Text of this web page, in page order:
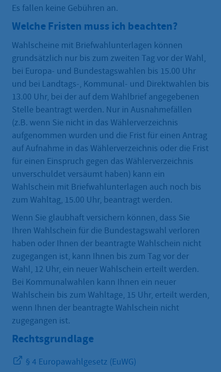
Es fallen keine Gebühren an.
Welche Fristen muss ich beachten?
Wahlscheine mit Briefwahlunterlagen können
grundsätzlich nur bis zum zweiten Tag vor der Wahl,
bei Europa- und Bundestagswahlen bis 15.00 Uhr
und bei Landtags-, Kommunal- und Direktwahlen bis
13.00 Uhr, bei der auf dem Wahlbrief angegebenen
Stelle beantragt werden. Nur in Ausnahmefällen
(z.B. wenn Sie nicht in das Wählerverzeichnis
aufgenommen wurden und die Frist für einen Antrag
auf Aufnahme in das Wählerverzeichnis oder die Frist
für einen Einspruch gegen das Wählerverzeichnis
unverschuldet versäumt haben) kann ein
Wahlschein mit Briefwahlunterlagen auch noch bis
zum Wahltag, 15.00 Uhr, beantragt werden.
Wenn Sie glaubhaft versichern können, dass Sie
Ihren Wahlschein für die Bundestagswahl verloren
haben oder Ihnen der beantragte Wahlschein nicht
zugegangen ist, kann Ihnen bis zum Tag vor der
Wahl, 12 Uhr, ein neuer Wahlschein erteilt werden.
Bei Kommunalwahlen kann Ihnen ein neuer
Wahlschein bis zum Wahltage, 15 Uhr, erteilt werden,
wenn Ihnen der beantragte Wahlschein nicht
zugegangen ist.
Rechtsgrundlage
§ 4 Europawahlgesetz (EuWG)